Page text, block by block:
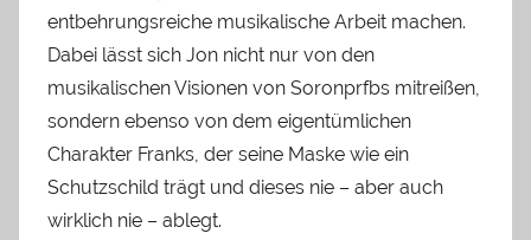
entbehrungsreiche musikalische Arbeit machen.
Dabei lässt sich Jon nicht nur von den
musikalischen Visionen von Soronprfbs mitreißen,
sondern ebenso von dem eigentümlichen
Charakter Franks, der seine Maske wie ein
Schutzschild trägt und dieses nie – aber auch
wirklich nie – ablegt.